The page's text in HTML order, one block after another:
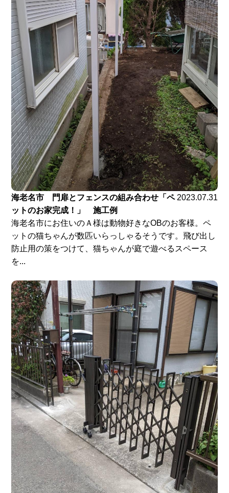
海老名市 門扉とフェンスの組み合わせ「ペ
ットのお家完成！」 施工例
2023.07.31
海老名市にお住いのＡ様は動物好きなOBのお客様。ペ
ットの猫ちゃんが数匹いらっしゃるそうです。飛び出し
防止用の策をつけて、猫ちゃんが庭で遊べるスペース
を...